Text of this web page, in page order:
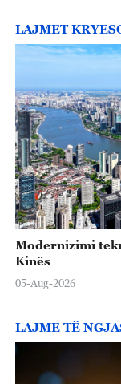
LAJMET
Modernizimi
Kinës
05-Aug-2026
LAJME TË